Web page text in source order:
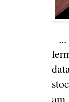
am